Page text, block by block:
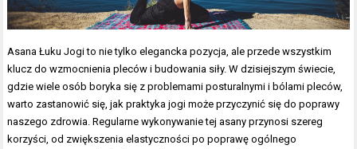
Asana Łuku Jogi to nie tylko elegancka pozycja, ale przede wszystkim
klucz do wzmocnienia pleców i budowania siły. W dzisiejszym świecie,
gdzie wiele osób boryka się z problemami posturalnymi i bólami pleców,
warto zastanowić się, jak praktyka jogi może przyczynić się do poprawy
naszego zdrowia. Regularne wykonywanie tej asany przynosi szereg
korzyści, od zwiększenia elastyczności po poprawę ogólnego